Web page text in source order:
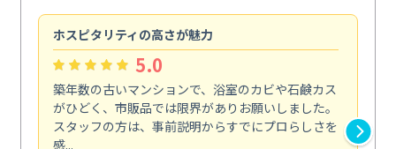
ホスピタリティの高さが魅力
5.0
築年数の古いマンションで、浴室のカビや石鹸カス
がひどく、市販品では限界がありお願いしました。
スタッフの方は、事前説明からすでにプロらしさを
感...